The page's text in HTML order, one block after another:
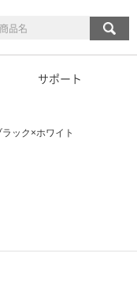
マイページ
カート
サポート
ック×ホワイト